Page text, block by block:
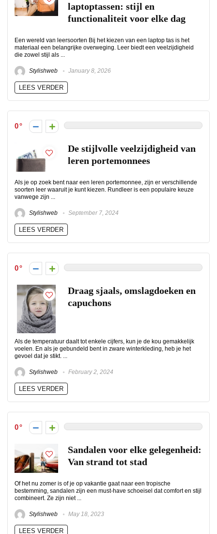
laptoptassen: stijl en
functionaliteit voor elke dag
Een wereld van leersoorten Bij het kiezen van een laptop tas is het
materiaal een belangrijke overweging. Leer biedt een veelzijdigheid
die zowel stijl als ...
Stylishweb January 8, 2026
LEES VERDER
0
De stijlvolle veelzijdigheid van
leren portemonnees
Als je op zoek bent naar een leren portemonnee, zijn er verschillende
soorten leer waaruit je kunt kiezen. Rundleer is een populaire keuze
vanwege zijn ...
Stylishweb September 7, 2024
LEES VERDER
0
Draag sjaals, omslagdoeken en
capuchons
Als de temperatuur daalt tot enkele cijfers, kun je de kou gemakkelijk
voelen. En als je gebundeld bent in zware winterkleding, heb je het
gevoel dat je stikt. ...
Stylishweb February 2, 2024
LEES VERDER
0
Sandalen voor elke gelegenheid:
Van strand tot stad
Of het nu zomer is of je op vakantie gaat naar een tropische
bestemming, sandalen zijn een must-have schoeisel dat comfort en stijl
combineert. Ze zijn niet ...
Stylishweb May 18, 2023
LEES VERDER